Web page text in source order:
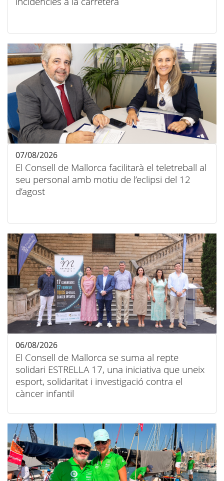
El Consell de Mallorca facilitarà el teletreball al
seu personal amb motiu de l’eclipsi del 12
d’agost
07/08/2026
El Consell de Mallorca se suma al repte
solidari ESTRELLA 17, una iniciativa que uneix
esport, solidaritat i investigació contra el
càncer infantil
06/08/2026